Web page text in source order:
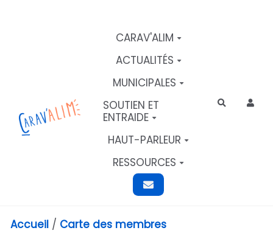
CARAV'ALIM
ACTUALITÉS
MUNICIPALES
SOUTIEN ET
ENTRAIDE
HAUT-PARLEUR
RESSOURCES
Rechercher
Accueil / Carte des membres